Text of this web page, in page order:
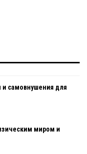
и самовнушения для
миром и